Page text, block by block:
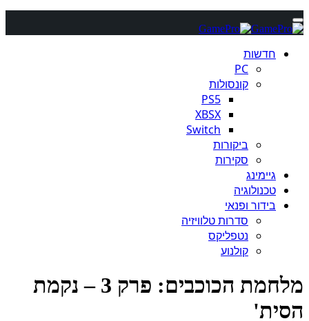
חדשות
PC
קונסולות
PS5
XBSX
Switch
ביקורות
סקירות
גיימינג
טכנולוגיה
בידור ופנאי
סדרות טלוויזיה
נטפליקס
קולנוע
מלחמת הכוכבים: פרק 3 – נקמת
הסית'